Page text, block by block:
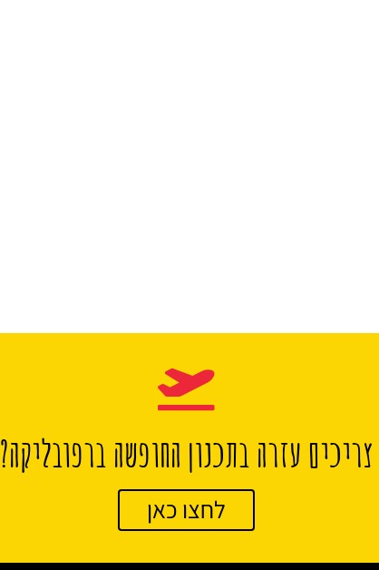
צריכים עזרה בתכנון החופשה ברפובליקה?
לחצו כאן